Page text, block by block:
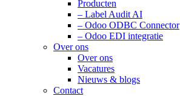
Producten
– Label Audit AI
– Odoo ODBC Connector
– Odoo EDI integratie
Over ons
Over ons
Vacatures
Nieuws & blogs
Contact